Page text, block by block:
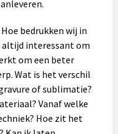
Hoe bedrukken wij in
altijd interessant om
om een beter
Wat is het verschil
of sublimatie?
Vanaf welke
Hoe zit het